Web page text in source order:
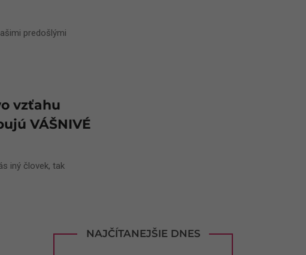
predošlými
vzťahu
VÁŠNIVÉ
iný človek, tak
NAJČÍTANEJŠIE DNES